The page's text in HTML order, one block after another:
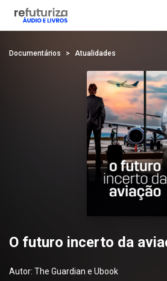
Documentários Atualidades
O futuro incerto da
Autor: The Guardian e Ubook